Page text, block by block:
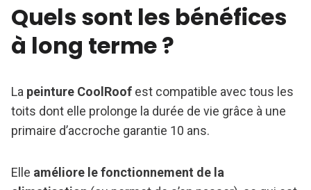
Quels sont les bénéfices
à long terme ?
La peinture CoolRoof est compatible avec tous les
toits dont elle prolonge la durée de vie grâce à une
primaire d’accroche garantie 10 ans.
Elle améliore le fonctionnement de la